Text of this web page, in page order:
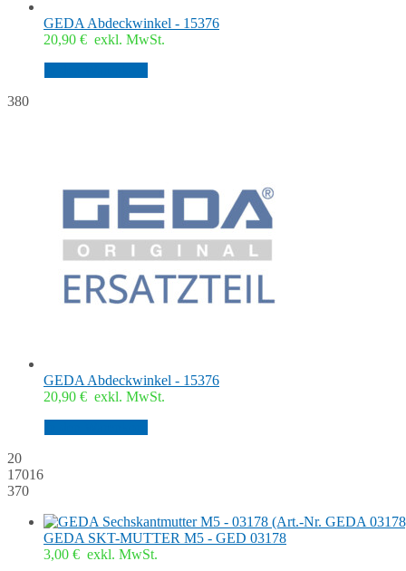
GEDA Abdeckwinkel - 15376
20,90 € exkl. MwSt.
380
GEDA Abdeckwinkel - 15376
20,90 € exkl. MwSt.
20
17016
370
GEDA SKT-MUTTER M5 - GED 03178
3,00 € exkl. MwSt.